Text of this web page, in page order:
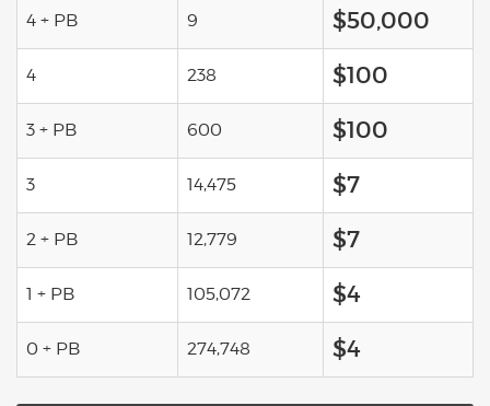
4 + PB 9 $50,000
4 238 $100
3 + PB 600 $100
3 14,475 $7
2 + PB 12,779 $7
1 + PB 105,072 $4
0 + PB 274,748 $4